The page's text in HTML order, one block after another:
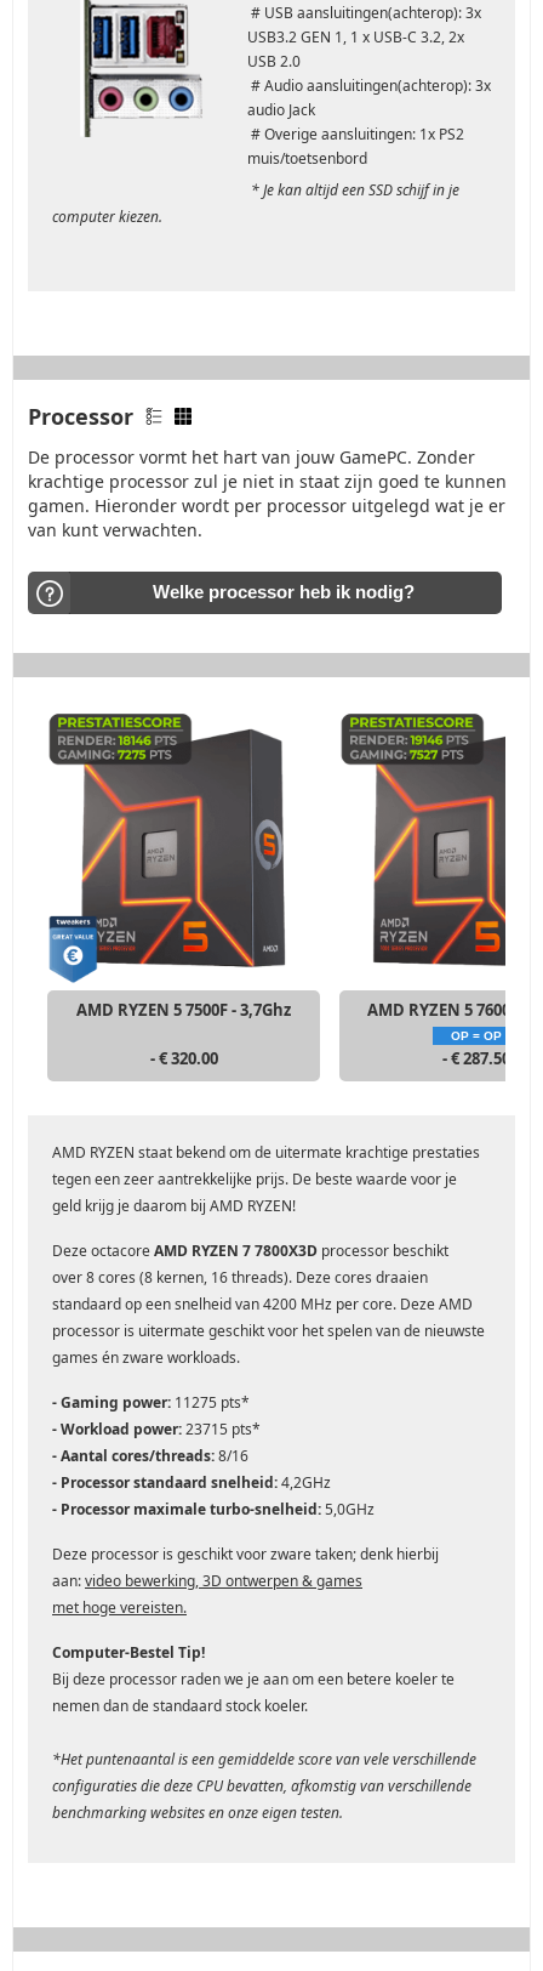
# USB aansluitingen(achterop): 3x
USB3.2 GEN 1, 1 x USB-C 3.2, 2x
USB 2.0
# Audio aansluitingen(achterop): 3x
audio Jack
# Overige aansluitingen: 1x PS2
muis/toetsenbord
* Je kan altijd een SSD schijf in je
computer kiezen.
Processor
De processor vormt het hart van jouw GamePC. Zonder
krachtige processor zul je niet in staat zijn goed te kunnen
gamen. Hieronder wordt per processor uitgelegd wat je er
van kunt verwachten.
Welke processor heb ik nodig?
AMD RYZEN 5 7500F - 3,7Ghz
- € 320.00
AMD RYZEN 5 7600X -
OP = OP
- € 287.50
AMD RYZEN staat bekend om de uitermate krachtige prestaties
tegen een zeer aantrekkelijke prijs. De beste waarde voor je
geld krijg je daarom bij AMD RYZEN!
Deze octacoreAMD RYZEN 7 7800X3D processor beschikt
over 8 cores (8 kernen, 16 threads). Deze cores draaien
standaard op een snelheid van 4200 MHz per core. Deze AMD
processor is uitermate geschikt voor het spelen van de nieuwste
games én zware workloads.
- Gaming power: 11275 pts*
- Workload power:23715 pts*
- Aantal cores/threads:8/16
- Processor standaard snelheid:4,2GHz
- Processor maximale turbo-snelheid:5,0GHz
Deze processor is geschikt voor zware taken; denk hierbij
aan:video bewerking, 3D ontwerpen &games
met hogevereisten.
Computer-Bestel Tip!
Bij deze processor raden we je aan om een betere koeler te
nemen dan de standaard stock koeler.
*Het puntenaantal is een gemiddelde score van vele verschillende
configuraties die deze CPU bevatten, afkomstig van verschillende
benchmarking websites en onze eigen testen.